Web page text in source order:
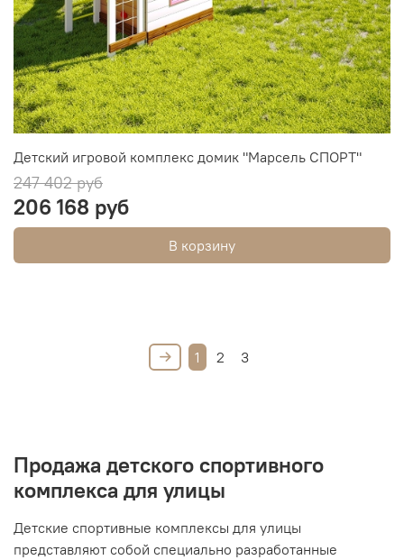
Детский игровой комплекс домик "Марсель СПОРТ"
247 402 руб
206 168 руб
В корзину
1 2 3
Продажа детского спортивного
комплекса для улицы
Детские спортивные комплексы для улицы
представляют собой специально разработанные